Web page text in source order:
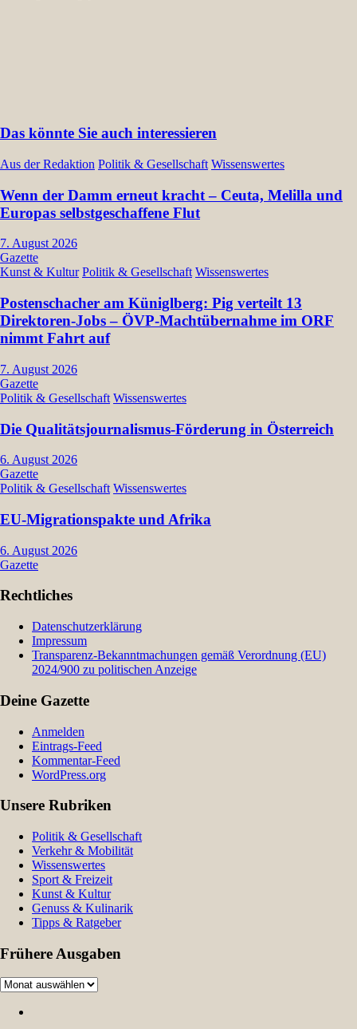
Das könnte Sie auch interessieren
Aus der Redaktion Politik & Gesellschaft Wissenswertes
Wenn der Damm erneut kracht – Ceuta, Melilla und
Europas selbstgeschaffene Flut
7. August 2026
Gazette
Kunst & Kultur Politik & Gesellschaft Wissenswertes
Postenschacher am Küniglberg: Pig verteilt 13
Direktoren-Jobs – ÖVP-Machtübernahme im ORF
nimmt Fahrt auf
7. August 2026
Gazette
Politik & Gesellschaft Wissenswertes
Die Qualitätsjournalismus-Förderung in Österreich
6. August 2026
Gazette
Politik & Gesellschaft Wissenswertes
EU-Migrationspakte und Afrika
6. August 2026
Gazette
Rechtliches
Datenschutzerklärung
Impressum
Transparenz-Bekanntmachungen gemäß Verordnung (EU)
2024/900 zu politischen Anzeige
Deine Gazette
Anmelden
Eintrags-Feed
Kommentar-Feed
WordPress.org
Unsere Rubriken
Politik & Gesellschaft
Verkehr & Mobilität
Wissenswertes
Sport & Freizeit
Kunst & Kultur
Genuss & Kulinarik
Tipps & Ratgeber
Frühere Ausgaben
Frühere